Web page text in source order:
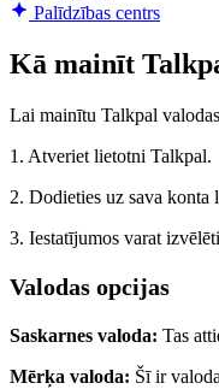
Palīdzības centrs
Kā mainīt
Lai mainītu Talkpal
1. Atveriet lietotni Talkpal.
2. Dodieties uz sava konta
3. Iestatījumos varat
Valodas opcijas
Saskarnes valoda: Tas
Mērķa valoda: Šī ir